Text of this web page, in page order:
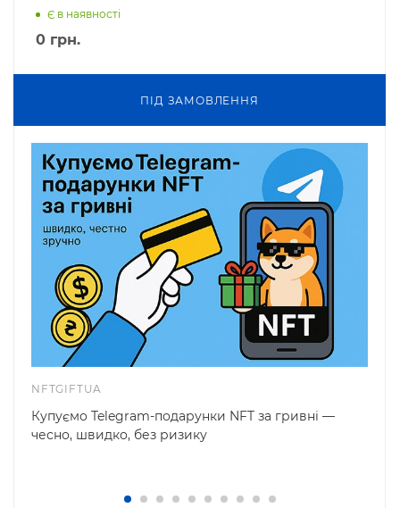
Є в наявності
0 грн.
ПIД ЗАМОВЛЕННЯ
NFTGIFTUA
Купуємо Telegram-подарунки NFT за гривні —
чесно, швидко, без ризику